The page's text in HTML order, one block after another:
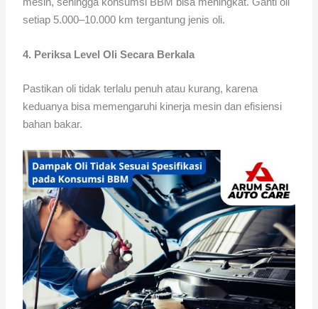
setiap 5.000–10.000 km tergantung jenis oli.
4. Periksa Level Oli Secara Berkala
Pastikan oli tidak terlalu penuh atau kurang, karena
keduanya bisa memengaruhi kinerja mesin dan efisiensi
bahan bakar.